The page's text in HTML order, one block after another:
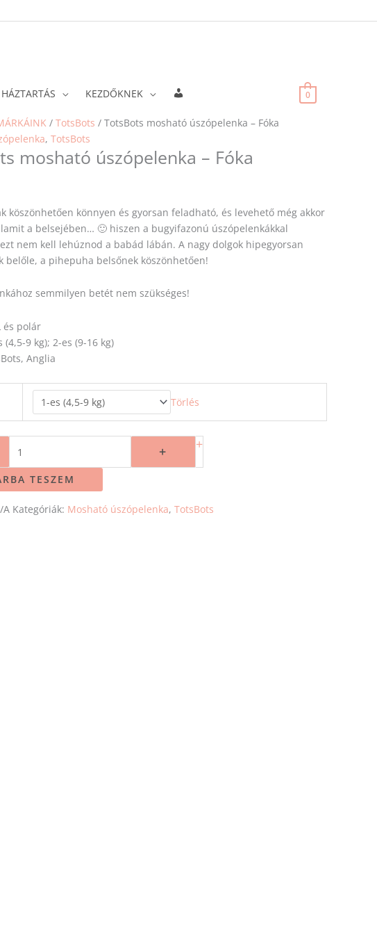
KEZDŐKNEK 0
/ TotsBots / TotsBots mosható úszópelenka – Fóka
, TotsBots
mosható úszópelenka – Fóka
köszönhetően könnyen és gyorsan feladható, és levehető még akkor
a belsejében… 🙂 hiszen a bugyifazonú úszópelenkákkal
nem kell lehúznod a babád lábán. A nagy dolgok hipegyorsan
belőle, a pihepuha belsőnek köszönhetően!
semmilyen betét nem szükséges!
és polár
(4,5-9 kg); 2-es (9-16 kg)
Anglia
Törlés
+ +
TESZEM
A Kategóriák: Mosható úszópelenka, TotsBots